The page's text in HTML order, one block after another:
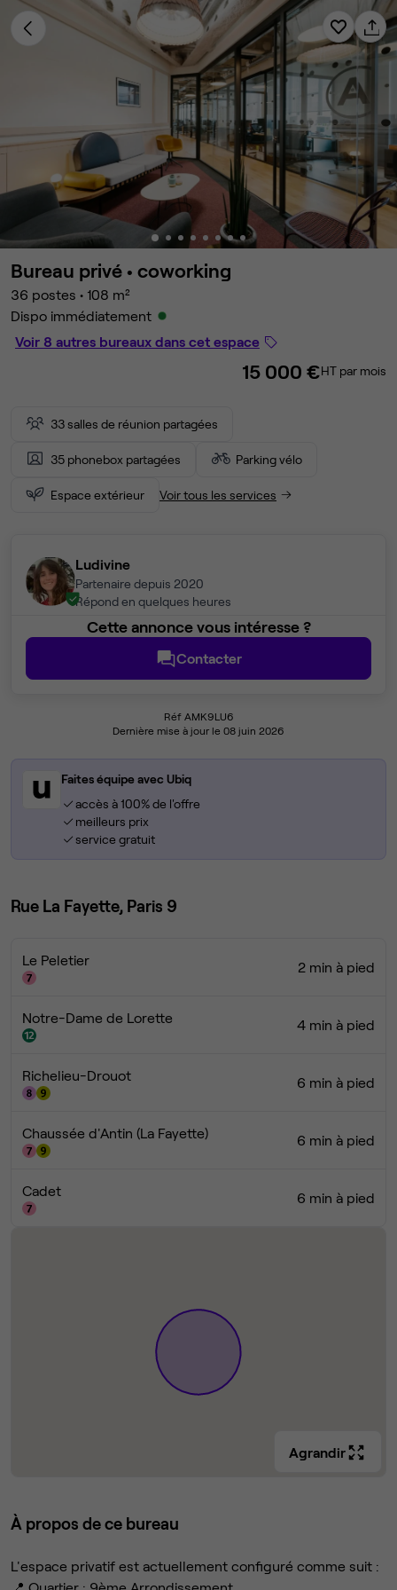
Bureau privé • coworking
36 postes • 108 m²
Dispo immédiatement
Voir 8 autres bureaux dans cet espace
15 000 €HT par mois
33 salles de réunion partagées
35 phonebox partagées Parking vélo
Espace extérieur Voir tous les services
Ludivine
Partenaire depuis 2020
Répond en quelques heures
Cette annonce vous intéresse ?
Contacter
Réf AMK9LU6
Dernière mise à jour le 08 juin 2026
Faites équipe avec Ubiq
accès à 100% de l'offre
meilleurs prix
service gratuit
Rue La Fayette, Paris 9
Le Peletier 2 min à pied
Notre-Dame de Lorette 4 min à pied
Richelieu-Drouot 6 min à pied
Chaussée d'Antin (La Fayette) 6 min à pied
Cadet 6 min à pied
Agrandir
À propos de ce bureau
L'espace privatif est actuellement configuré comme suit :